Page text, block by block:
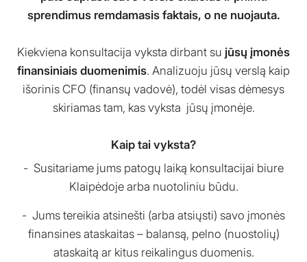
sprendimus remdamasis faktais, o ne nuojauta.
Kiekviena konsultacija vyksta dirbant su jūsų įmonės
finansiniais duomenimis. Analizuoju jūsų verslą kaip
išorinis CFO (finansų vadovė), todėl visas dėmesys
skiriamas tam, kas vyksta jūsų įmonėje.
Kaip tai vyksta?
Susitariame jums patogų laiką konsultacijai biure
Klaipėdoje arba nuotoliniu būdu.
Jums tereikia atsinešti (arba atsiųsti) savo įmonės
finansines ataskaitas – balansą, pelno (nuostolių)
ataskaitą ar kitus reikalingus duomenis.